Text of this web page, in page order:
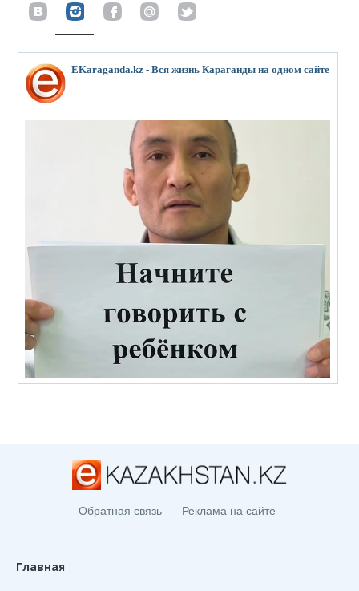
EKaraganda.kz - Вся жизнь Караганды на одном сайте
Обратная связь Реклама на сайте
Главная